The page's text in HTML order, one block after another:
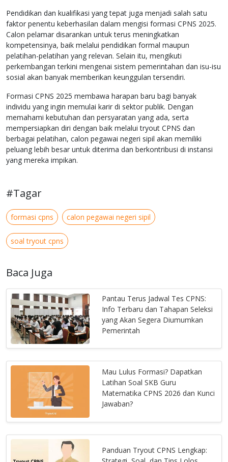
Pendidikan dan kualifikasi yang tepat juga menjadi salah satu
faktor penentu keberhasilan dalam mengisi formasi CPNS 2025.
Calon pelamar disarankan untuk terus meningkatkan
kompetensinya, baik melalui pendidikan formal maupun
pelatihan-pelatihan yang relevan. Selain itu, mengikuti
perkembangan terkini mengenai sistem pemerintahan dan isu-isu
sosial akan banyak memberikan keunggulan tersendiri.
Formasi CPNS 2025 membawa harapan baru bagi banyak
individu yang ingin memulai karir di sektor publik. Dengan
memahami kebutuhan dan persyaratan yang ada, serta
mempersiapkan diri dengan baik melalui tryout CPNS dan
berbagai pelatihan, calon pegawai negeri sipil akan memiliki
peluang lebih besar untuk diterima dan berkontribusi di instansi
yang mereka impikan.
#Tagar
formasi cpns calon pegawai negeri sipil
soal tryout cpns
Baca Juga
Pantau Terus Jadwal Tes CPNS:
Info Terbaru dan Tahapan Seleksi
yang Akan Segera Diumumkan
Pemerintah
Mau Lulus Formasi? Dapatkan
Latihan Soal SKB Guru
Matematika CPNS 2026 dan Kunci
Jawaban?
Panduan Tryout CPNS Lengkap: